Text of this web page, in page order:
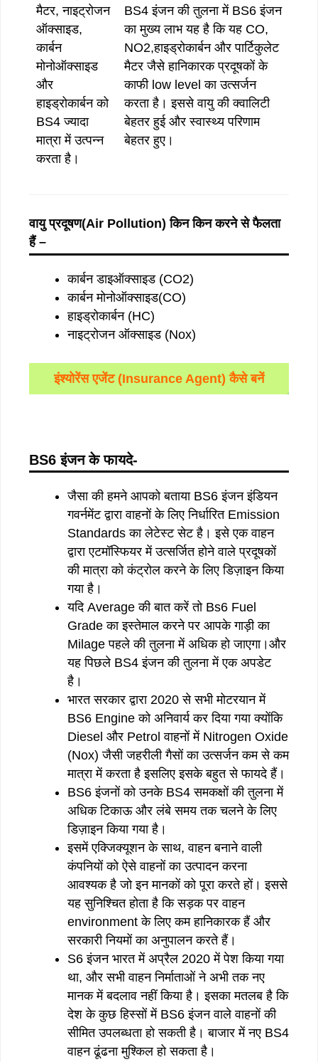
मैटर, नाइट्रोजन
ऑक्साइड,
कार्बन
मोनोऑक्साइड
और
हाइड्रोकार्बन को
BS4 ज्यादा
मात्रा में उत्पन्न
करता है।
BS4 इंजन की तुलना में BS6 इंजन
का मुख्य लाभ यह है कि यह CO,
NO2,हाइड्रोकार्बन और पार्टिकुलेट
मैटर जैसे हानिकारक प्रदूषकों के
काफी low level का उत्सर्जन
करता है। इससे वायु की क्वालिटी
बेहतर हुई और स्वास्थ्य परिणाम
बेहतर हुए।
वायु प्रदूषण(Air Pollution)किन किन करने से फैलता
हैं –
कार्बन डाइऑक्साइड (CO2)
कार्बन मोनोऑक्साइड(CO)
हाइड्रोकार्बन (HC)
नाइट्रोजन ऑक्साइड (Nox)
इंश्योरेंस एजेंट (Insurance Agent) कैसे बनें
BS6 इंजन के फायदे-
जैसा की हमने आपको बताया BS6 इंजन इंडियन
गवर्नमेंट द्वारा वाहनों के लिए निर्धारित Emission
Standards का लेटेस्ट सेट है। इसे एक वाहन
द्वारा एटमॉस्फियर में उत्सर्जित होने वाले प्रदूषकों
की मात्रा को कंट्रोल करने के लिए डिज़ाइन किया
गया है।
यदि Average की बात करें तो Bs6 Fuel
Grade का इस्तेमाल करने पर आपके गाड़ी का
Milage पहले की तुलना में अधिक हो जाएगा।और
यह पिछले BS4 इंजन की तुलना में एक अपडेट
है।
भारत सरकार द्वारा 2020 से सभी मोटरयान में
BS6 Engine को अनिवार्य कर दिया गया क्योंकि
Diesel और Petrol वाहनों में Nitrogen Oxide
(Nox) जैसी जहरीली गैसों का उत्सर्जन कम से कम
मात्रा में करता है इसलिए इसके बहुत से फायदे हैं।
BS6 इंजनों को उनके BS4 समकक्षों की तुलना में
अधिक टिकाऊ और लंबे समय तक चलने के लिए
डिज़ाइन किया गया है।
इसमें एक्जिक्यूशन के साथ, वाहन बनाने वाली
कंपनियों को ऐसे वाहनों का उत्पादन करना
आवश्यक है जो इन मानकों को पूरा करते हों। इससे
यह सुनिश्चित होता है कि सड़क पर वाहन
environment के लिए कम हानिकारक हैं और
सरकारी नियमों का अनुपालन करते हैं।
S6 इंजन भारत में अप्रैल 2020 में पेश किया गया
था, और सभी वाहन निर्माताओं ने अभी तक नए
मानक में बदलाव नहीं किया है। इसका मतलब है कि
देश के कुछ हिस्सों में BS6 इंजन वाले वाहनों की
सीमित उपलब्धता हो सकती है। बाजार में नए BS4
वाहन ढूंढना मुश्किल हो सकता है।